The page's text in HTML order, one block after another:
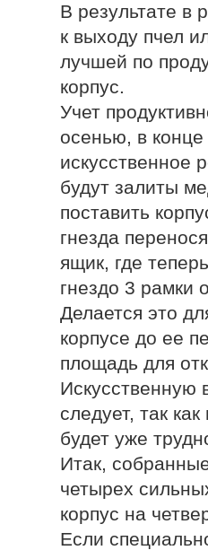
В результате в
к выходу пчел
лучшей по
корпус.
Учет
осенью, в конце
искусственное
будут залиты
поставить
гнезда
ящик, где
гнездо 3 рамки
Делается это
корпусе до ее
площадь для
Искусственную
следует, так
будет уже
Итак,
четырех
корпус на
Если